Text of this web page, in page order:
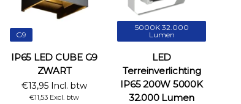
G9
IP65 LED CUBE G9
ZWART
€13,95 Incl. btw
€11,53 Excl. btw
5000K 32.000
Lumen
LED
Terreinverlichting
IP65 200W 5000K
32.000 Lumen